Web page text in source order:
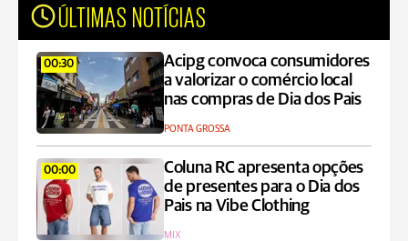
ÚLTIMAS NOTÍCIAS
00:30
Acipg convoca consumidores
a valorizar o comércio local
nas compras de Dia dos Pais
PONTA GROSSA
00:00
Coluna RC apresenta opções
de presentes para o Dia dos
Pais na Vibe Clothing
MIX